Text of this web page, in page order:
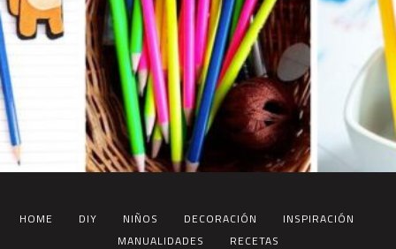
HOME DIY NIÑOS DECORACIÓN
INSPIRACIÓN
MANUALIDADES
RECETAS